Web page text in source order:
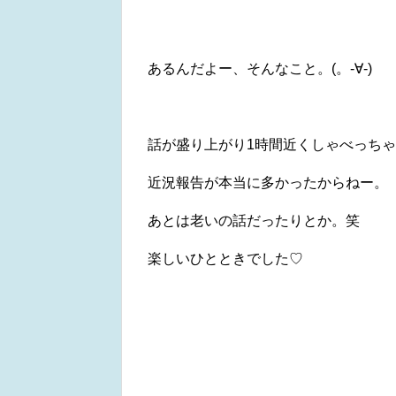
あるんだよー、そんなこと。(。-∀-)
話が盛り上がり1時間近くしゃべっち
近況報告が本当に多かったからねー。
あとは老いの話だったりとか。笑
楽しいひとときでした♡